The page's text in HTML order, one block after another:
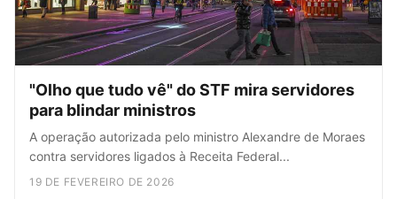
"Olho que tudo vê" do STF mira servidores
para blindar ministros
A operação autorizada pelo ministro Alexandre de Moraes
contra servidores ligados à Receita Federal...
19 DE FEVEREIRO DE 2026